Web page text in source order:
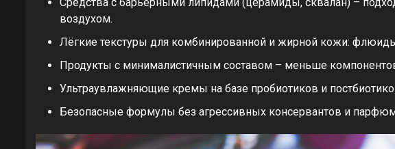
воздухом.
Лёгкие текстуры для комбинированной и жирной кожи:
Продукты с минималистичным составом – меньше
Ультраувлажняющие кремы на базе пробиотиков и
Безопасные формулы без агрессивных консервантов и